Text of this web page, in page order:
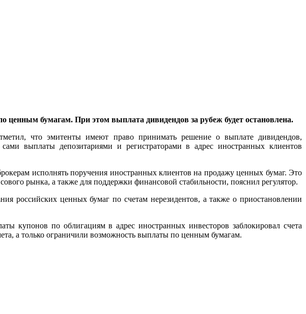
бумагам. При этом выплата дивидендов за рубеж будет остановлена.
что эмитенты имеют право принимать решение о выплате дивидендов,
выплаты депозитариями и регистраторами в адрес иностранных клиентов
исполнять поручения иностранных клиентов на продажу ценных бумаг. Это
рынка, а также для поддержки финансовой стабильности, пояснил регулятор.
российских ценных бумаг по счетам нерезидентов, а также о приостановлении
купонов по облигациям в адрес иностранных инвесторов заблокировал счета
а только ограничили возможность выплаты по ценным бумагам.